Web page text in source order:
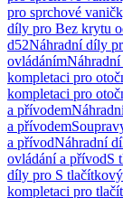
pro sprchové
díly pro Bez krytu
d52Náhradní díly
ovládáním
kompletaci pro
kompletaci pro
a přívodem
a přívodem
a přívodNáhradní
ovládání a přívodS
díly pro S
kompletaci pro